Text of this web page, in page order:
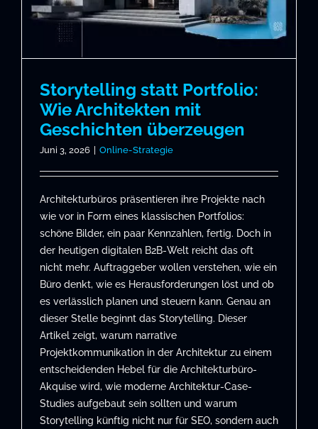
Storytelling statt Portfolio:
Wie Architekten mit
Geschichten überzeugen
Juni 3, 2026 Online-Strategie
Architekturbüros präsentieren ihre Projekte nach
wie vor in Form eines klassischen Portfolios:
schöne Bilder, ein paar Kennzahlen, fertig. Doch in
der heutigen digitalen B2B-Welt reicht das oft
nicht mehr. Auftraggeber wollen verstehen, wie ein
Büro denkt, wie es Herausforderungen löst und ob
es verlässlich planen und steuern kann. Genau an
dieser Stelle beginnt das Storytelling. Dieser
Artikel zeigt, warum narrative
Projektkommunikation in der Architektur zu einem
entscheidenden Hebel für die Architekturbüro-
Akquise wird, wie moderne Architektur-Case-
Studies aufgebaut sein sollten und warum
Storytelling künftig nicht nur für SEO, sondern auch